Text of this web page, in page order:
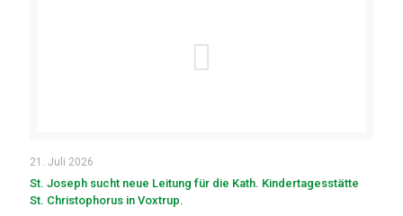
21. Juli 2026
St. Joseph sucht neue Leitung für die Kath. Kindertagesstätte
St. Christophorus in Voxtrup.